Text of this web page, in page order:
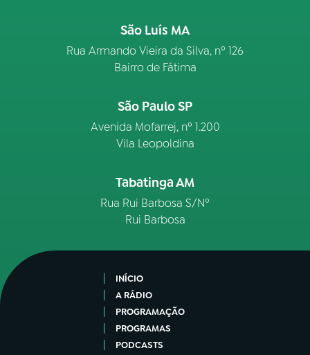
São Luís MA
Rua Armando Vieira da Silva, nº 126
Bairro de Fátima
São Paulo SP
Avenida Mofarrej, nº 1.200
Vila Leopoldina
Tabatinga AM
Rua Rui Barbosa S/Nº
Rui Barbosa
INÍCIO
A RÁDIO
PROGRAMAÇÃO
PROGRAMAS
PODCASTS